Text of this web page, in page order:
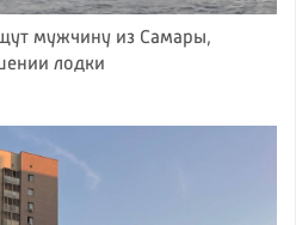
мужчину из Самары,
лодки